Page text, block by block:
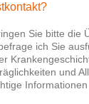
Sie bitte die
ich Sie
und